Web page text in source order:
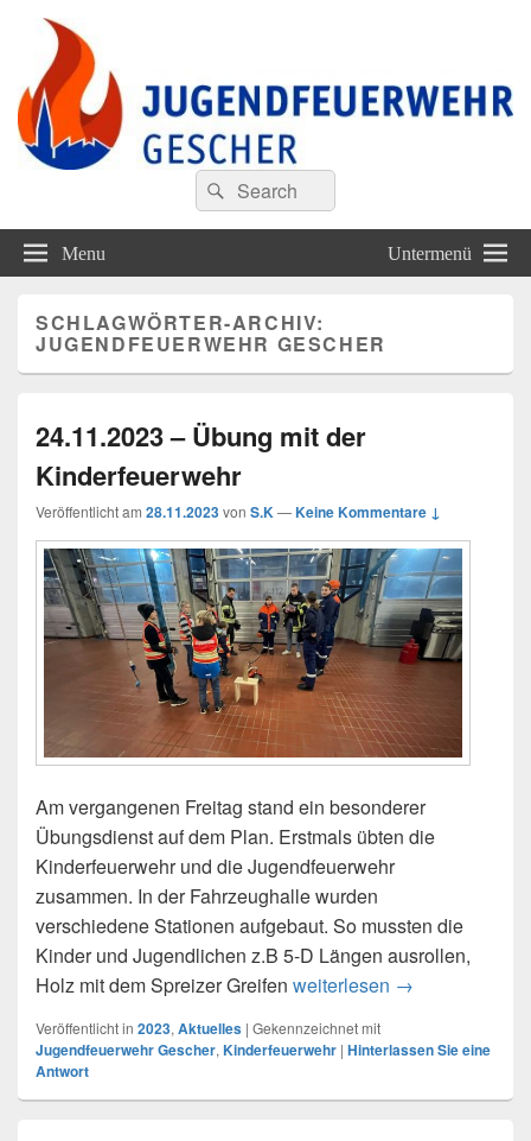
Jugendfeuerwehr Gescher
Finde Deine Stärken – Mit UnsSearch
for:
Suche
Menu Untermenü
SCHLAGWÖRTER-ARCHIV:
JUGENDFEUERWEHR GESCHER
24.11.2023 – Übung mit der
Kinderfeuerwehr
Veröffentlicht am 28.11.2023von S.K—Keine Kommentare ↓
Am vergangenen Freitag stand ein besonderer
Übungsdienst auf dem Plan. Erstmals übten die
Kinderfeuerwehr und die Jugendfeuerwehr
zusammen. In der Fahrzeughalle wurden
verschiedene Stationen aufgebaut. So mussten die
Kinder und Jugendlichen z.B 5-D Längen ausrollen,
Holz mit dem Spreizer Greifen weiterlesen 24.11.2023 –
→
Veröffentlicht in 2023, Aktuelles | Gekennzeichnet mit
Jugendfeuerwehr Gescher, Kinderfeuerwehr | Hinterlassen Sie eine
Antwort